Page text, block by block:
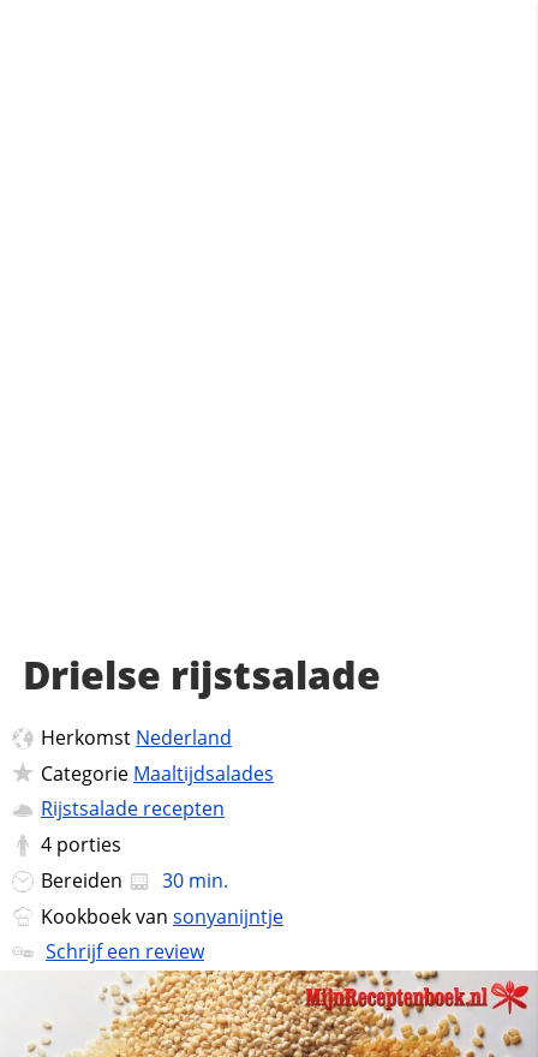
Drielse rijstsalade
Herkomst Nederland
Categorie Maaltijdsalades
Rijstsalade recepten
4 porties
Bereiden
30 min.
Kookboek van sonyanijntje
Schrijf een review